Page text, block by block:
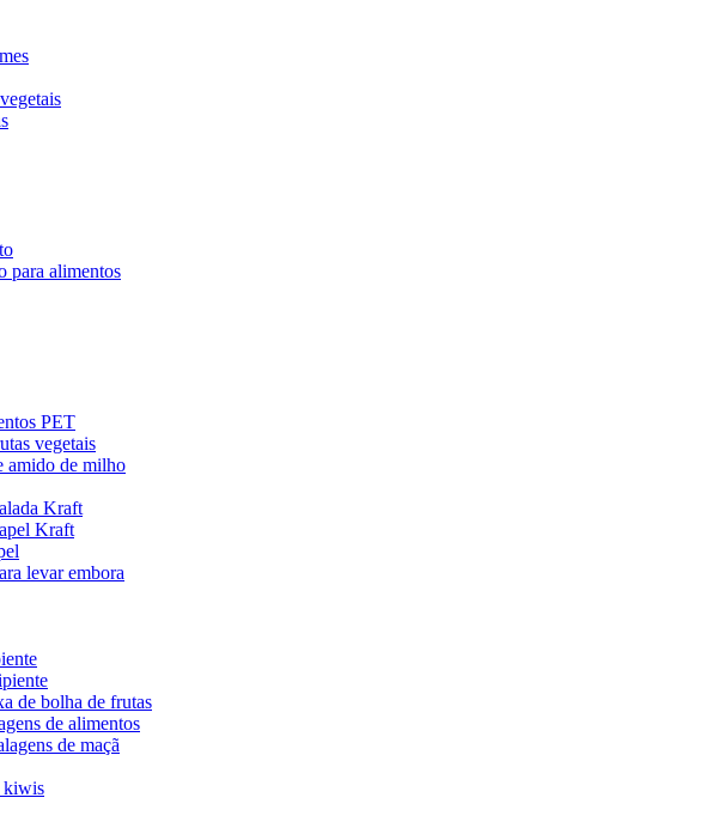
para alimentos
PET
vegetais
amido de milho
Kraft
Kraft
levar embora
de bolha de frutas
de alimentos
de maçã
kiwis